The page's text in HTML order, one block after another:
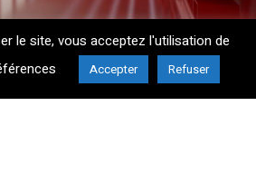
le site, vous acceptez l'utilisation de
Accepter Refuser